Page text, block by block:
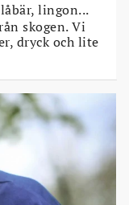
lingon...
skogen. Vi
dryck och lite